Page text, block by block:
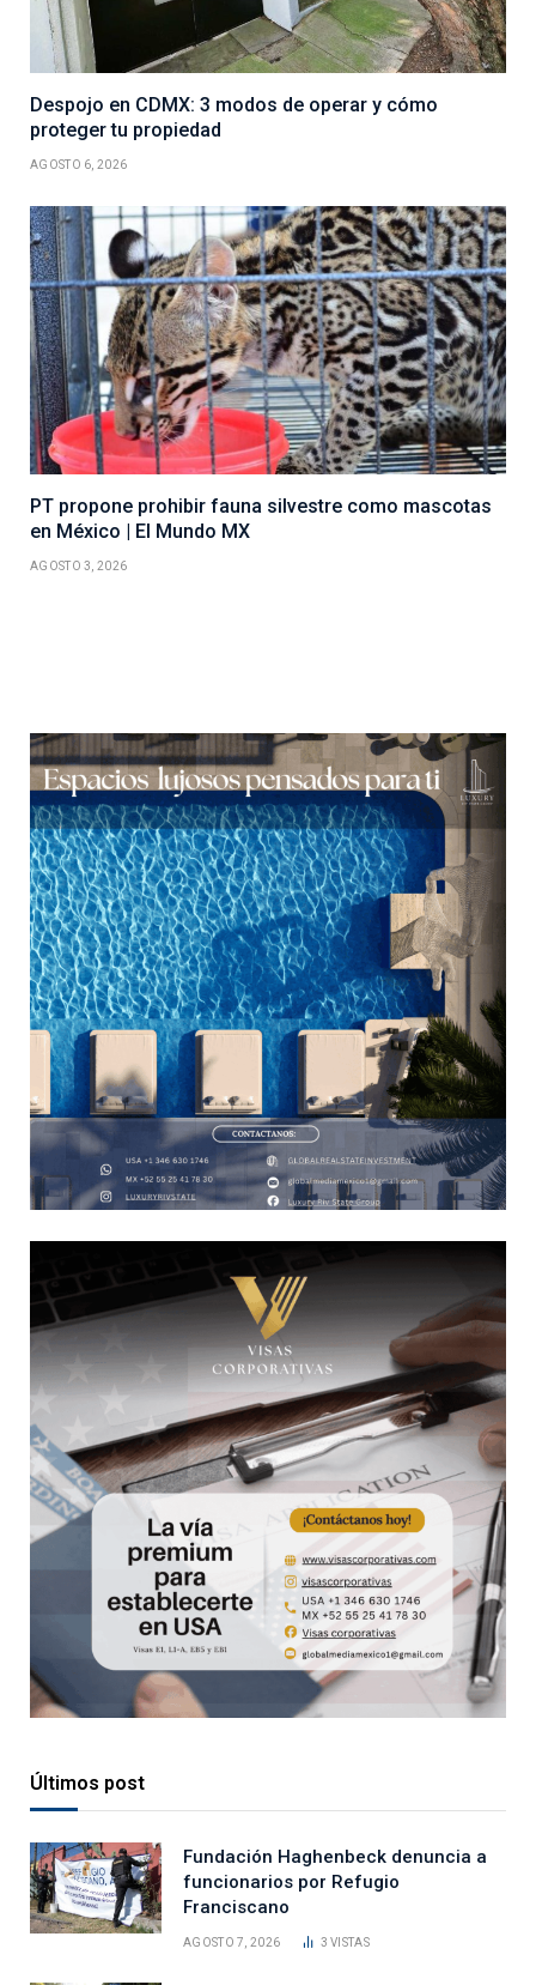
Despojo en CDMX: 3 modos de operar y cómo
proteger tu propiedad
AGOSTO 6, 2026
PT propone prohibir fauna silvestre como mascotas
en México | El Mundo MX
AGOSTO 3, 2026
Últimos post
Fundación Haghenbeck denuncia a
funcionarios por Refugio
Franciscano
AGOSTO 7, 2026 3VISTAS